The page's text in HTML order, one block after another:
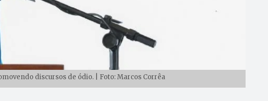
discursos de ódio. | Foto: Marcos Corrêa